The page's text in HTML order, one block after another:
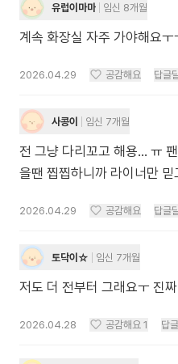
유럽이마마 임신 8개월
계속 화장실 자주 가야해요ㅜ
2026.04.29 공감해요 답글
사콩이 임신 7개월
전 그냥 다리꼬고 해용… ㅠ
을땐 찝찝하니까 라이너만
2026.04.29 공감해요 답글
토닥이☆ 임신 7개월
저도 더 전부터 그래요ㅜ 진
2026.04.28 공감해요 1 답